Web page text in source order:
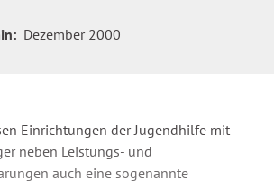
Dezember 2000
Einrichtungen der Jugendhilfe mit
neben Leistungs- und
auch eine sogenannte